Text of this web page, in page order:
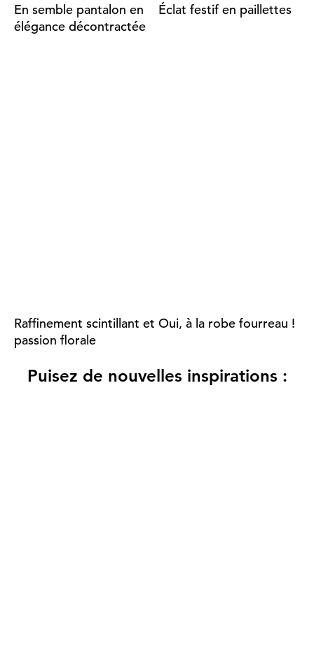
En semble pantalon en
élégance décontractée
Éclat festif en paillettes
Raffinement scintillant et
passion florale
Oui, à la robe fourreau !
Puisez de nouvelles inspirations :